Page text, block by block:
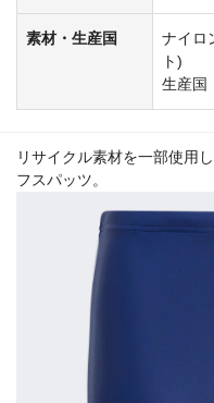
素材・生産国
ナイロ
ト)
生産国
リサイクル素材を一部使用
フスパッツ。